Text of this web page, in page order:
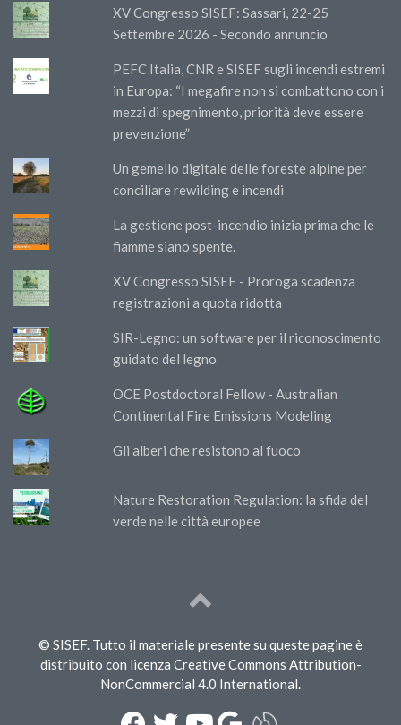
XV Congresso SISEF: Sassari, 22-25
Settembre 2026 - Secondo annuncio
PEFC Italia, CNR e SISEF sugli incendi estremi
in Europa: “I megafire non si combattono con i
mezzi di spegnimento, priorità deve essere
prevenzione”
Un gemello digitale delle foreste alpine per
conciliare rewilding e incendi
La gestione post-incendio inizia prima che le
fiamme siano spente.
XV Congresso SISEF - Proroga scadenza
registrazioni a quota ridotta
SIR-Legno: un software per il riconoscimento
guidato del legno
OCE Postdoctoral Fellow - Australian
Continental Fire Emissions Modeling
Gli alberi che resistono al fuoco
Nature Restoration Regulation: la sfida del
verde nelle città europee
© SISEF. Tutto il materiale presente su queste pagine è
distribuito con licenza Creative Commons Attribution-
NonCommercial 4.0 International.